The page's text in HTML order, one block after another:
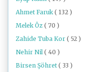
Ahmet Faruk ( 132 )
Melek Öz ( 70 )
Zahide Tuba Kor ( 52 )
Nehir Nil ( 40 )
Birsen Şöhret ( 33 )